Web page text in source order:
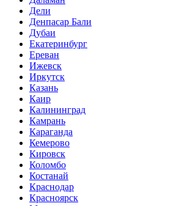
Дели
Денпасар Бали
Дубаи
Екатеринбург
Ереван
Ижевск
Иркутск
Казань
Каир
Калининград
Камрань
Караганда
Кемерово
Кировск
Коломбо
Костанай
Краснодар
Красноярск